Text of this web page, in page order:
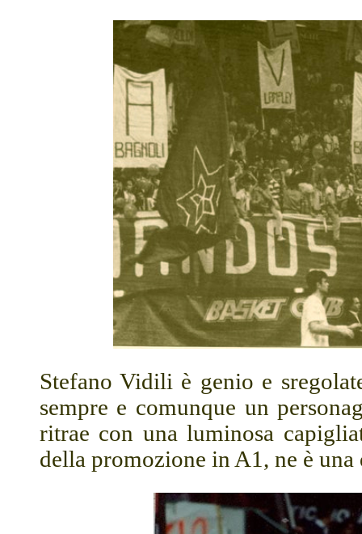
Stefano Vidili è genio e
sempre e comunque un
ritrae con una luminosa
della promozione in A1, ne è